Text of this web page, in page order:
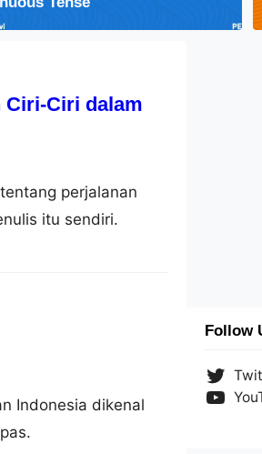
Ciri-Ciri dalam
perjalanan
itu sendiri.
Indonesia dikenal
Follow